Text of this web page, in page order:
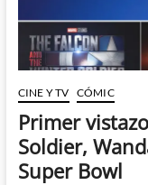
CINE Y TV CÓMIC
Primer
Soldier,
Super Bowl